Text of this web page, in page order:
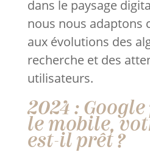
dans le paysage
nous nous adaptons
aux évolutions des
recherche et des
utilisateurs.
2024 :
le mobile,
est-il prêt ?